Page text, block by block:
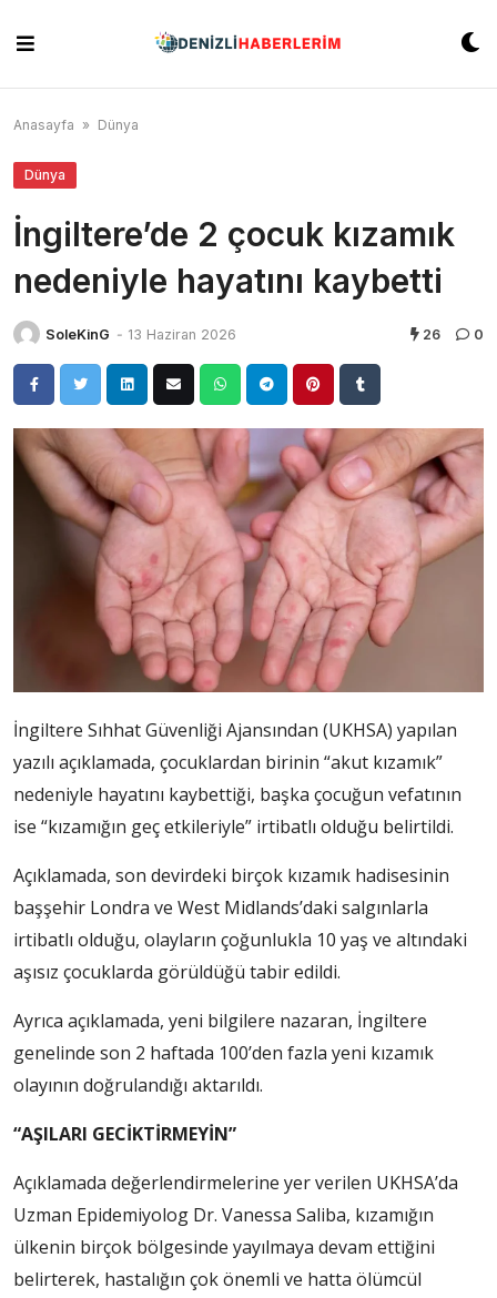
content
Anasayfa » Dünya
Dünya
İngiltere’de 2 çocuk kızamık
nedeniyle hayatını kaybetti
SoleKinG - 13 Haziran 2026 26 0
İngiltere Sıhhat Güvenliği Ajansından (UKHSA) yapılan
yazılı açıklamada, çocuklardan birinin “akut kızamık”
nedeniyle hayatını kaybettiği, başka çocuğun vefatının
ise “kızamığın geç etkileriyle” irtibatlı olduğu belirtildi.
Açıklamada, son devirdeki birçok kızamık hadisesinin
başşehir Londra ve West Midlands’daki salgınlarla
irtibatlı olduğu, olayların çoğunlukla 10 yaş ve altındaki
aşısız çocuklarda görüldüğü tabir edildi.
Ayrıca açıklamada, yeni bilgilere nazaran, İngiltere
genelinde son 2 haftada 100’den fazla yeni kızamık
olayının doğrulandığı aktarıldı.
“AŞILARI GECİKTİRMEYİN”
Açıklamada değerlendirmelerine yer verilen UKHSA’da
Uzman Epidemiyolog Dr. Vanessa Saliba, kızamığın
ülkenin birçok bölgesinde yayılmaya devam ettiğini
belirterek, hastalığın çok önemli ve hatta ölümcül